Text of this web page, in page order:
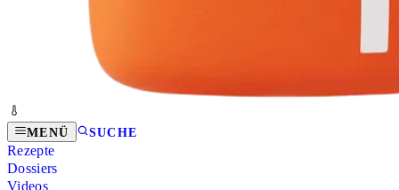
MENÜ SUCHE
Rezepte
Dossiers
Videos